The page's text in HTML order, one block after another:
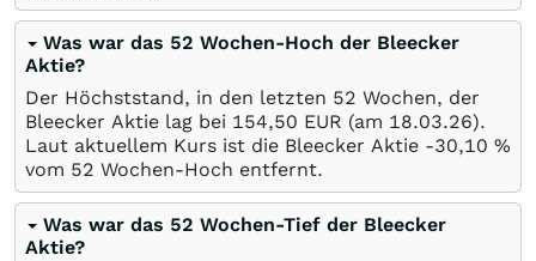
Was war das 52 Wochen-Hoch der Bleecker
Aktie?
Der Höchststand, in den letzten 52 Wochen, der
Bleecker Aktie lag bei 154,50 EUR (am 18.03.26).
Laut aktuellem Kurs ist die Bleecker Aktie -30,10 %
vom 52 Wochen-Hoch entfernt.
Was war das 52 Wochen-Tief der Bleecker
Aktie?